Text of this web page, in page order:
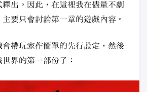
出。因此，在這裡我在儘量不劇
要只會討論第一章的遊戲內容。
帶玩家作簡單的先行設定，然後
界的第一部份了：